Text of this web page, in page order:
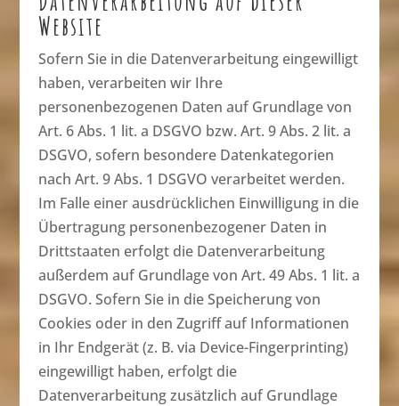
Website
Sofern Sie in die Datenverarbeitung eingewilligt
haben, verarbeiten wir Ihre
personenbezogenen Daten auf Grundlage von
Art. 6 Abs. 1 lit. a DSGVO bzw. Art. 9 Abs. 2 lit. a
DSGVO, sofern besondere Datenkategorien
nach Art. 9 Abs. 1 DSGVO verarbeitet werden.
Im Falle einer ausdrücklichen Einwilligung in die
Übertragung personenbezogener Daten in
Drittstaaten erfolgt die Datenverarbeitung
außerdem auf Grundlage von Art. 49 Abs. 1 lit. a
DSGVO. Sofern Sie in die Speicherung von
Cookies oder in den Zugriff auf Informationen
in Ihr Endgerät (z. B. via Device-Fingerprinting)
eingewilligt haben, erfolgt die
Datenverarbeitung zusätzlich auf Grundlage